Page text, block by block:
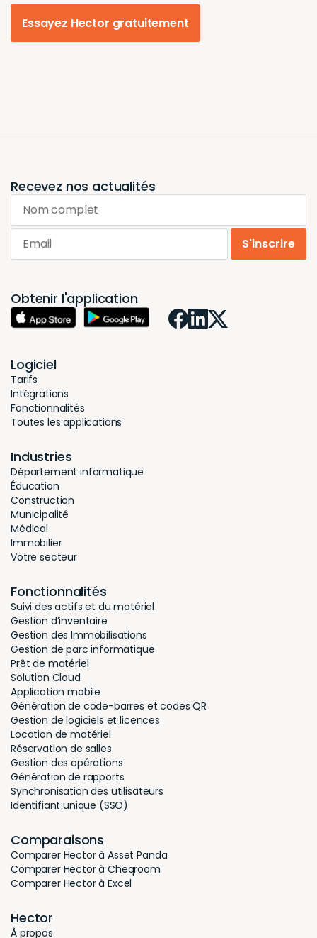
Essayez Hector gratuitement
Recevez nos actualités
Nom complet
Email
S'inscrire
Obtenir l'application
Logiciel
Tarifs
Intégrations
Fonctionnalités
Toutes les applications
Industries
Département informatique
Éducation
Construction
Municipalité
Médical
Immobilier
Votre secteur
Fonctionnalités
Suivi des actifs et du matériel
Gestion d’inventaire
Gestion des Immobilisations
Gestion de parc informatique
Prêt de matériel
Solution Cloud
Application mobile
Génération de code-barres et codes QR
Gestion de logiciels et licences
Location de matériel
Réservation de salles
Gestion des opérations
Génération de rapports
Synchronisation des utilisateurs
Identifiant unique (SSO)
Comparaisons
Comparer Hector à Asset Panda
Comparer Hector à Cheqroom
Comparer Hector à Excel
Hector
À propos